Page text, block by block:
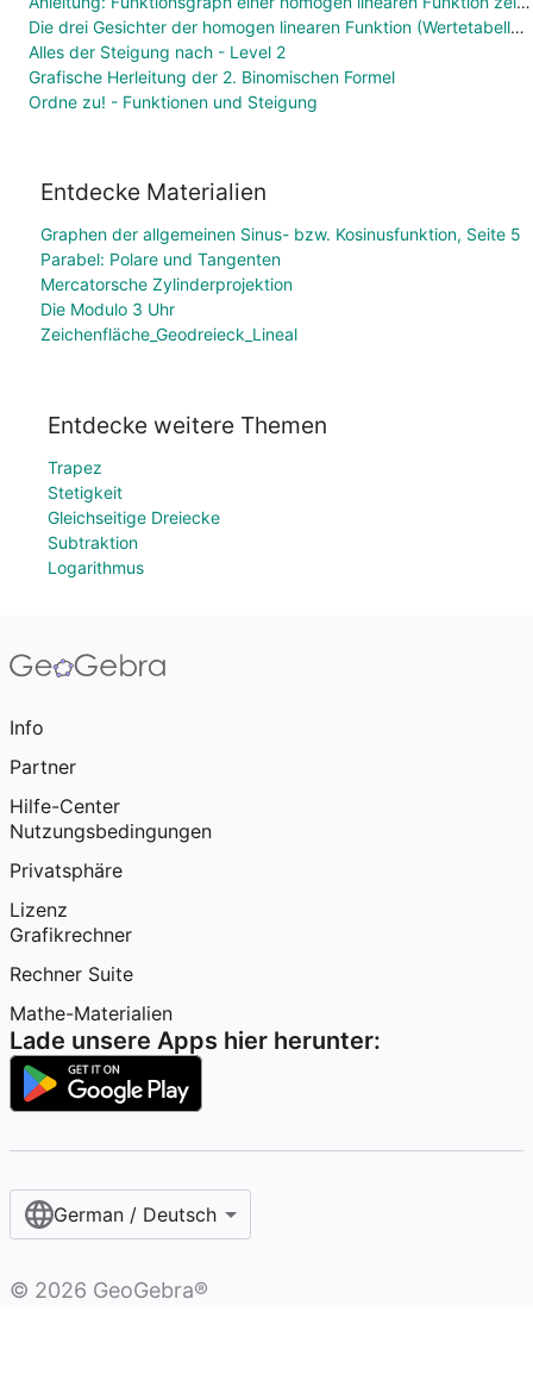
Die drei Gesichter der homogen linearen Funktion (Wertetabelle, Funktionsgleichung, Graph)
Alles der Steigung nach - Level 2
Grafische Herleitung der 2. Binomischen Formel
Ordne zu! - Funktionen und Steigung
Entdecke Materialien
Graphen der allgemeinen Sinus- bzw. Kosinusfunktion, Seite 5
Parabel: Polare und Tangenten
Mercatorsche Zylinderprojektion
Die Modulo 3 Uhr
Zeichenfläche_Geodreieck_Lineal
Entdecke weitere Themen
Trapez
Stetigkeit
Gleichseitige Dreiecke
Subtraktion
Logarithmus
Info
Partner
Hilfe-Center
Nutzungsbedingungen
Privatsphäre
Lizenz
Grafikrechner
Rechner Suite
Mathe-Materialien
Lade unsere Apps hier herunter:
German / Deutsch
© 2026 GeoGebra®